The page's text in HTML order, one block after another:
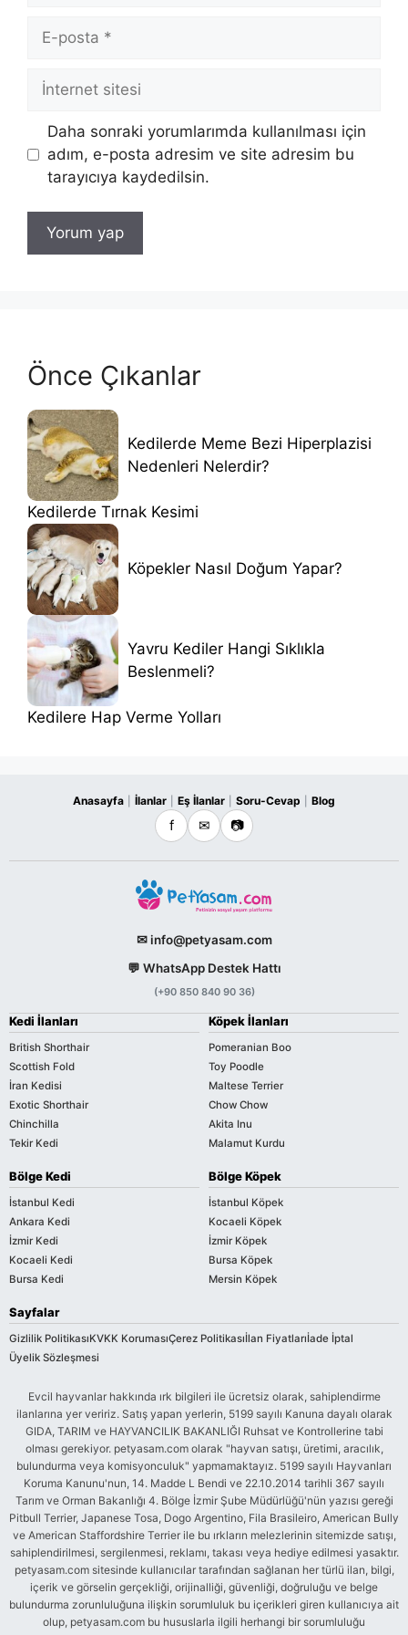
posta
İnternet
sitesi
Daha sonraki yorumlarımda kullanılması için
adım, e-posta adresim ve site adresim bu
tarayıcıya kaydedilsin.
Önce Çıkanlar
Kedilerde Meme Bezi Hiperplazisi
Nedenleri Nelerdir?
Kedilerde Tırnak Kesimi
Köpekler Nasıl Doğum Yapar?
Yavru Kediler Hangi Sıklıkla
Beslenmeli?
Kedilere Hap Verme Yolları
Anasayfa İlanlar Eş İlanlar Soru-Cevap Blog
f ✉ 📷
✉ info@petyasam.com
💬 WhatsApp Destek Hattı
(+90 850 840 90 36)
Kedi İlanları
British Shorthair
Scottish Fold
İran Kedisi
Exotic Shorthair
Chinchilla
Tekir Kedi
Köpek İlanları
Pomeranian Boo
Toy Poodle
Maltese Terrier
Chow Chow
Akita Inu
Malamut Kurdu
Bölge Kedi
İstanbul Kedi
Ankara Kedi
İzmir Kedi
Kocaeli Kedi
Bursa Kedi
Bölge Köpek
İstanbul Köpek
Kocaeli Köpek
İzmir Köpek
Bursa Köpek
Mersin Köpek
Sayfalar
Gizlilik PolitikasıKVKK KorumasıÇerez Politikasıİlan Fiyatlarıİade İptal
Üyelik Sözleşmesi
Evcil hayvanlar hakkında ırk bilgileri ile ücretsiz olarak, sahiplendirme
ilanlarına yer veririz. Satış yapan yerlerin, 5199 sayılı Kanuna dayalı olarak
GIDA, TARIM ve HAYVANCILIK BAKANLIĞI Ruhsat ve Kontrollerine tabi
olması gerekiyor. petyasam.com olarak "hayvan satışı, üretimi, aracılık,
bulundurma veya komisyonculuk" yapmamaktayız. 5199 sayılı Hayvanları
Koruma Kanunu'nun, 14. Madde L Bendi ve 22.10.2014 tarihli 367 sayılı
Tarım ve Orman Bakanlığı 4. Bölge İzmir Şube Müdürlüğü'nün yazısı gereği
Pitbull Terrier, Japanese Tosa, Dogo Argentino, Fila Brasileiro, American Bully
ve American Staffordshire Terrier ile bu ırkların melezlerinin sitemizde satışı,
sahiplendirilmesi, sergilenmesi, reklamı, takası veya hediye edilmesi yasaktır.
petyasam.com sitesinde kullanıcılar tarafından sağlanan her türlü ilan, bilgi,
içerik ve görselin gerçekliği, orijinalliği, güvenliği, doğruluğu ve belge
bulundurma zorunluluğuna ilişkin sorumluluk bu içerikleri giren kullanıcıya ait
olup, petyasam.com bu hususlarla ilgili herhangi bir sorumluluğu